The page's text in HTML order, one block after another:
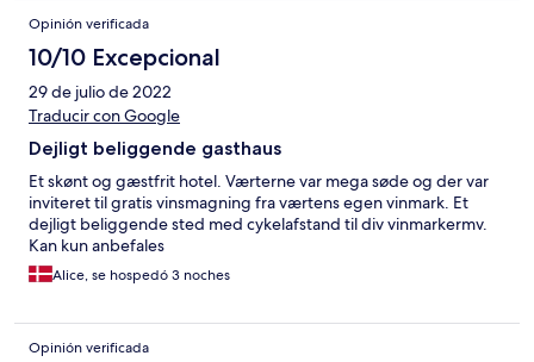
Opinión verificada
10/10 Excepcional
29 de julio de 2022
Traducir con Google
Dejligt beliggende gasthaus
Et skønt og gæstfrit hotel. Værterne var mega søde og der var
inviteret til gratis vinsmagning fra værtens egen vinmark. Et
dejligt beliggende sted med cykelafstand til div vinmarkermv.
Kan kun anbefales
Alice, se hospedó 3 noches
Opinión verificada